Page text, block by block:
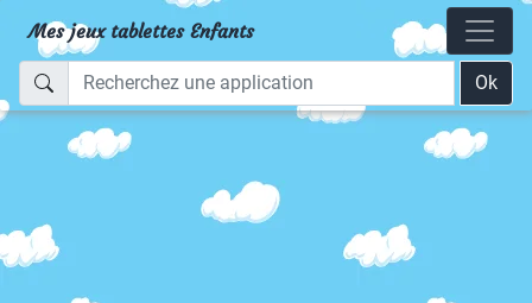
Mes jeux tablettes Enfants
Ok